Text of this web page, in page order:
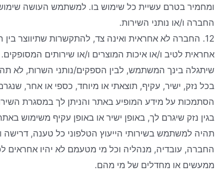
ומחמיר בטרם עשיית כל שימוש בו. למשתמש העושה
החברה ו/או נותני השירות.
12. החברה לא אחראית ואינה צד, להתקשרות שתיווצר
אחראית לטיב ו/או איכות המוצרים ו/או שירותים
שיתגלה בינך המשתמש, לבין הספקים/נותני השרות, לא
בכל נזק, ישיר, עקיף, תוצאתי או מיוחד, כספי או אחר,
הסתמכות על מידע המופיע באתר והניתן לך במסגרת
בגין נזק שיגרם לך, באופן ישיר או באופן עקיף משימוש
תהיה למשתמש בשירותי הייעוץ הטלפוני כל טענה, דרישה
החברה, עובדיה, מנהליה וכל מי מטעמם לא יהיו אחראים
ממעשים או מחדלים של מי מהם.